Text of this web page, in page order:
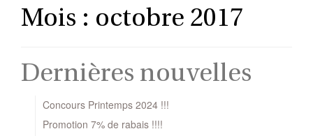
Mois : octobre 2017
Dernières nouvelles
Concours Printemps 2024 !!!
Promotion 7% de rabais !!!!